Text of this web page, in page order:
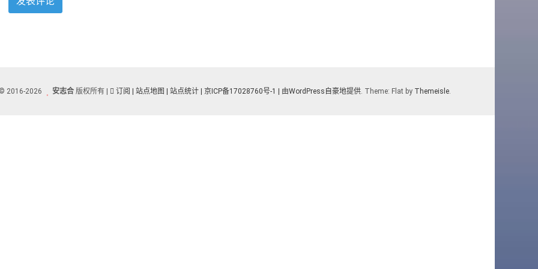
2016-2026 安志合版权所有 | 订阅 | 站点地图 | 站点统计 | 京ICP备17028760号-1 | 由WordPress自豪地提供. Theme: Flat by Themeisle.